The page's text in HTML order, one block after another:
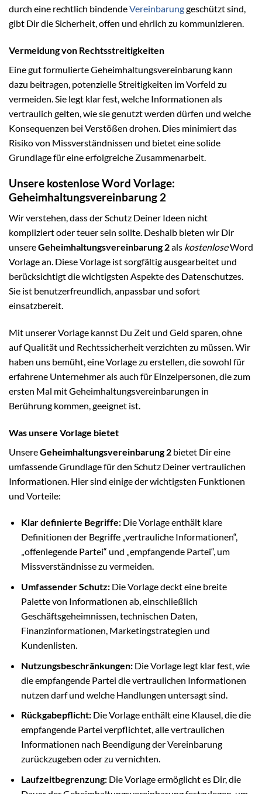
durch eine rechtlich bindendeVereinbarunggeschützt sind,
gibt Dir die Sicherheit, offen und ehrlich zu kommunizieren.
Vermeidung von Rechtsstreitigkeiten
Eine gut formulierte Geheimhaltungsvereinbarung kann
dazu beitragen, potenzielle Streitigkeiten im Vorfeld zu
vermeiden. Sie legt klar fest, welche Informationen als
vertraulich gelten, wie sie genutzt werden dürfen und welche
Konsequenzen bei Verstößen drohen. Dies minimiert das
Risiko von Missverständnissen und bietet eine solide
Grundlage für eine erfolgreiche Zusammenarbeit.
Unsere kostenlose Word Vorlage:
Geheimhaltungsvereinbarung 2
Wir verstehen, dass der Schutz Deiner Ideen nicht
kompliziert oder teuer sein sollte. Deshalb bieten wir Dir
unsereGeheimhaltungsvereinbarung 2als kostenloseWord
Vorlage an. Diese Vorlage ist sorgfältig ausgearbeitet und
berücksichtigt die wichtigsten Aspekte des Datenschutzes.
Sie ist benutzerfreundlich, anpassbar und sofort
einsatzbereit.
Mit unserer Vorlage kannst Du Zeit und Geld sparen, ohne
auf Qualität und Rechtssicherheit verzichten zu müssen. Wir
haben uns bemüht, eine Vorlage zu erstellen, die sowohl für
erfahrene Unternehmer als auch für Einzelpersonen, die zum
ersten Mal mit Geheimhaltungsvereinbarungen in
Berührung kommen, geeignet ist.
Was unsere Vorlage bietet
UnsereGeheimhaltungsvereinbarung 2 bietet Dir eine
umfassende Grundlage für den Schutz Deiner vertraulichen
Informationen. Hier sind einige der wichtigsten Funktionen
und Vorteile:
Klar definierte Begriffe:Die Vorlage enthält klare
Definitionen der Begriffe „vertrauliche Informationen“,
„offenlegende Partei“ und „empfangende Partei“, um
Missverständnisse zu vermeiden.
Umfassender Schutz:Die Vorlage deckt eine breite
Palette von Informationen ab, einschließlich
Geschäftsgeheimnissen, technischen Daten,
Finanzinformationen, Marketingstrategien und
Kundenlisten.
Nutzungsbeschränkungen:Die Vorlage legt klar fest, wie
die empfangende Partei die vertraulichen Informationen
nutzen darf und welche Handlungen untersagt sind.
Rückgabepflicht:Die Vorlage enthält eine Klausel, die die
empfangende Partei verpflichtet, alle vertraulichen
Informationen nach Beendigung der Vereinbarung
zurückzugeben oder zu vernichten.
Laufzeitbegrenzung:Die Vorlage ermöglicht es Dir, die